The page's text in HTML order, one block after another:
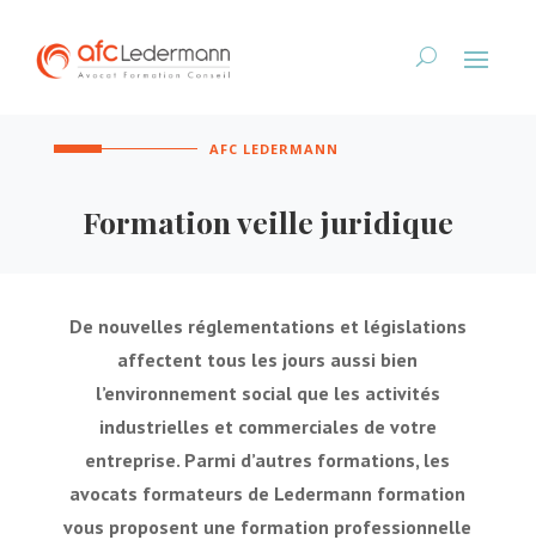
AFC LEDERMANN
Formation veille juridique
De nouvelles réglementations et législations
affectent tous les jours aussi bien
l’environnement social que les activités
industrielles et commerciales de votre
entreprise. Parmi d’autres formations, les
avocats formateurs de Ledermann formation
vous proposent une formation professionnelle